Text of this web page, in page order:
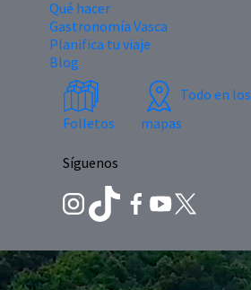
Qué hacer
Gastronomía Vasca
Planifica tu viaje
Blog
Folletos
Todo en los
mapas
Síguenos